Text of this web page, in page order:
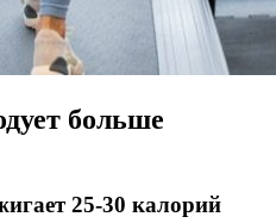
больше
25-30 калорий